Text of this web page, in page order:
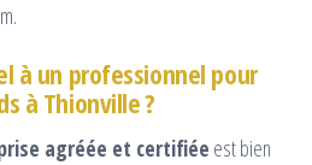
à un professionnel pour
à Thionville ?
agréée et certifiée est bien